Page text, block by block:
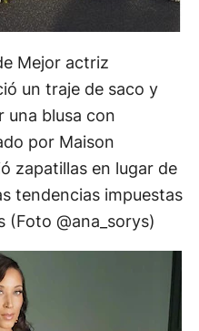
Mejor actriz
un traje de saco y
una blusa con
por Maison
zapatillas en lugar de
tendencias impuestas
(Foto @ana_sorys)